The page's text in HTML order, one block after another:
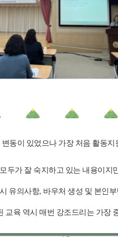
변동이 있었으나 가장 처음 활동
두가 잘 숙지하고 있는 내용이지
유의사항, 바우처 생성 및 본인
교육 역시 매번 강조드리는 가장